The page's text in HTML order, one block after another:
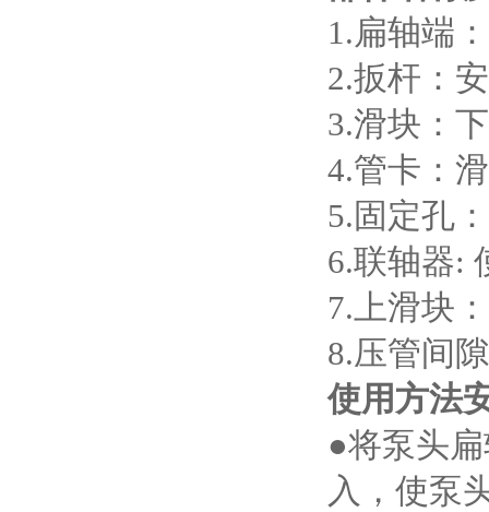
1.扁轴端
2.扳杆：
3.滑块：
4.管卡：
5.固定孔
6.联轴器:
7.上滑块
8.压管间
使用方法
●将泵头
入，使泵